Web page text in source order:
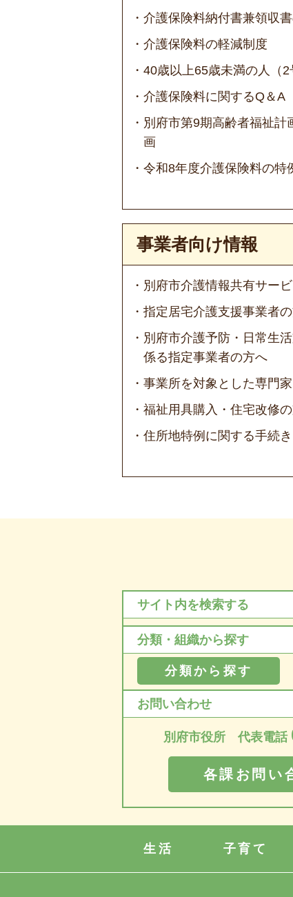
介護保険料納付書兼領収
介護保険料の軽減制度
40歳以上65歳未満の人（
介護保険料に関するQ＆A
別府市第9期高齢者福祉
画
令和8年度介護保険料の特
事業者向け情報
別府市介護情報共有サー
指定居宅介護支援事業者
別府市介護予防・日常生
係る指定事業者の方へ
事業所を対象とした専門
福祉用具購入・住宅改修
住所地特例に関する手続き
サイト内を検索する
分類・組織から探す
分類から探す
お問い合わせ
別府市役所 代表電話
各課お問い
生活 子育て